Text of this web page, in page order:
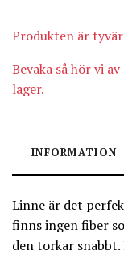
Produkten är
Bevaka så hör vi
lager.
INFORMATION
Linne är det
finns ingen fiber
den torkar